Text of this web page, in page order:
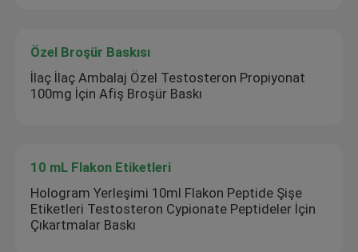
Özel Broşür Baskısı
İlaç İlaç Ambalaj Özel Testosteron Propiyonat
100mg İçin Afiş Broşür Baskı
10 mL Flakon Etiketleri
Hologram Yerleşimi 10ml Flakon Peptide Şişe
Etiketleri Testosteron Cypionate Peptideler İçin
Çıkartmalar Baskı